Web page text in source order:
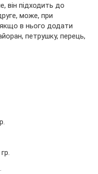
він підходить до
може, при
якщо в нього додати
петрушку, перець,